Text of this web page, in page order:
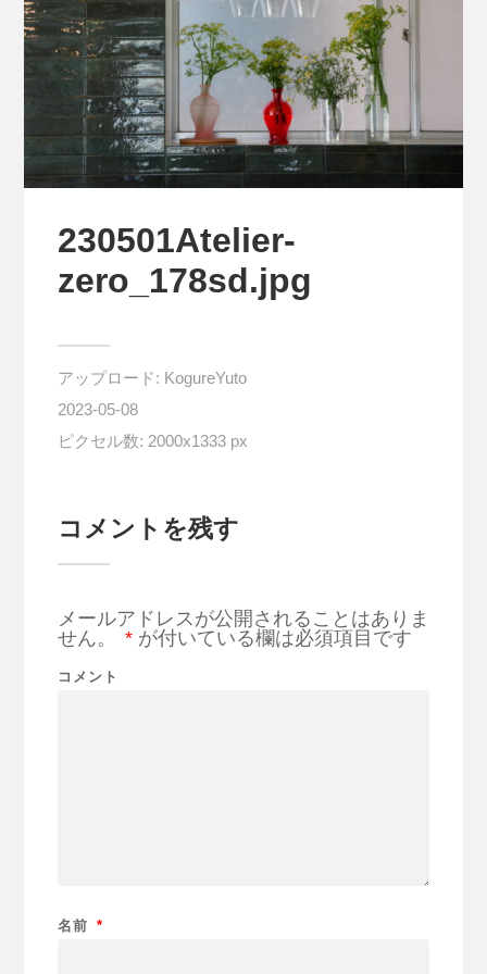
230501Atelier-
zero_178sd.jpg
アップロード: KogureYuto
2023-05-08
ピクセル数: 2000x1333 px
コメントを残す
メールアドレスが公開されることはありま
せん。
*が付いている欄は必須項目です
コメント
名前 *